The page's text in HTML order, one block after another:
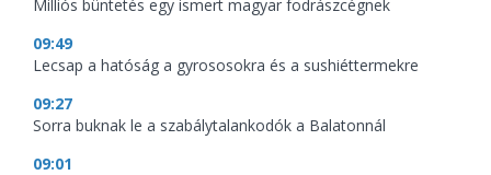
Milliós büntetés egy ismert magyar fodrászcégnek
09:49
Lecsap a hatóság a gyrososokra és a sushiéttermekre
09:27
Sorra buknak le a szabálytalankodók a Balatonnál
09:01